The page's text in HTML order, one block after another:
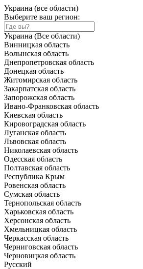
Украина (все области)
Выберите ваш регион:
Украина (Все области)
Винницкая область
Волынская область
Днепропетровская область
Донецкая область
Житомирская область
Закарпатская область
Запорожская область
Ивано-Франковская область
Киевская область
Кировоградская область
Луганская область
Львовская область
Николаевская область
Одесская область
Полтавская область
Республика Крым
Ровенская область
Сумская область
Тернопольская область
Харьковская область
Херсонская область
Хмельницкая область
Черкасская область
Черниговская область
Черновицкая область
Русский